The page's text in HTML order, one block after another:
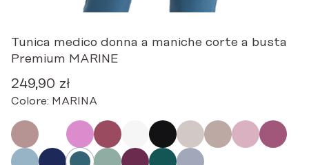
Tunica medico donna a maniche corte a busta
Premium MARINE
249,90 zł
Colore: MARINA